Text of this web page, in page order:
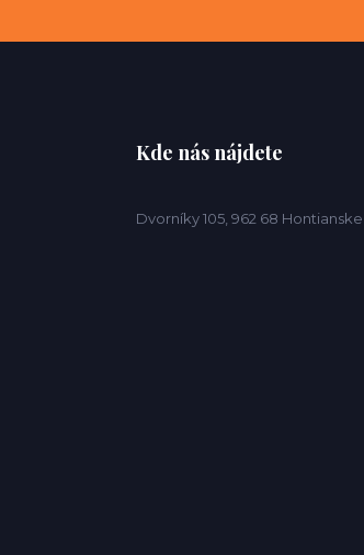
Kde nás nájdete
Dvorníky 105, 962 68